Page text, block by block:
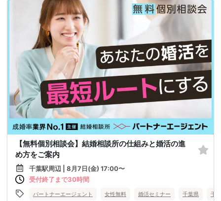
【無料個別相談会】結婚相談所の仕組みと婚活の進
め方をご案内
千葉駅周辺 | 8月7日(金) 17:00〜
受付終了まで30時間
パートナーエージェント 女性無料 婚活セミナー 千葉県 千